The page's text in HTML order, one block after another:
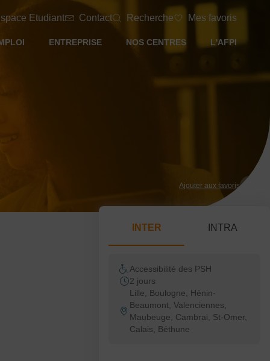
Etudiant Contact Recherche Mes favoris
ENTREPRISE NOS CENTRES L'AFPI
Ajouter aux favoris
INTER INTRA
Accessibilité des PSH
2 jours
Lille, Boulogne, Hénin-
Beaumont, Valenciennes,
Maubeuge, Cambrai, St-Omer,
Calais, Béthune